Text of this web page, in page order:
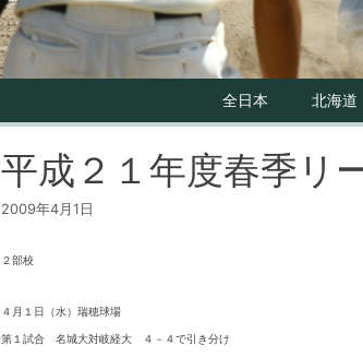
全日本 北海道
平成２１年度春季リ
2009年4月1日
２部校
４月１日（水）瑞穂球場
第１試合 名城大対岐経大 ４－４で引き分け